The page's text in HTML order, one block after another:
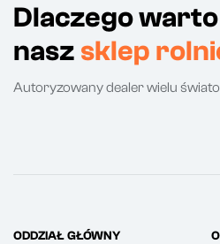
Dlaczego
nasz sklep
Autoryzowany dealer wielu
ODDZIAŁ GŁÓWNY